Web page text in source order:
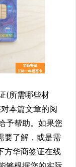
(所需哪些材
本篇文章的阅
予帮助。如果您
要了解，或是需
方华商签证在线